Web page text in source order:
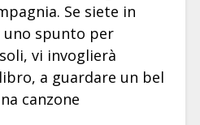
Se siete in
uno spunto per
vi invoglierà
a guardare un bel
canzone